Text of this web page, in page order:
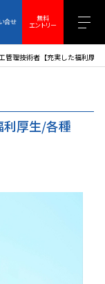
合せ 無料
エントリー
エントリー
管理技術者【充実した福利厚
利厚生/各種